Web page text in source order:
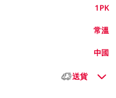
1PK
常溫
中國
送貨